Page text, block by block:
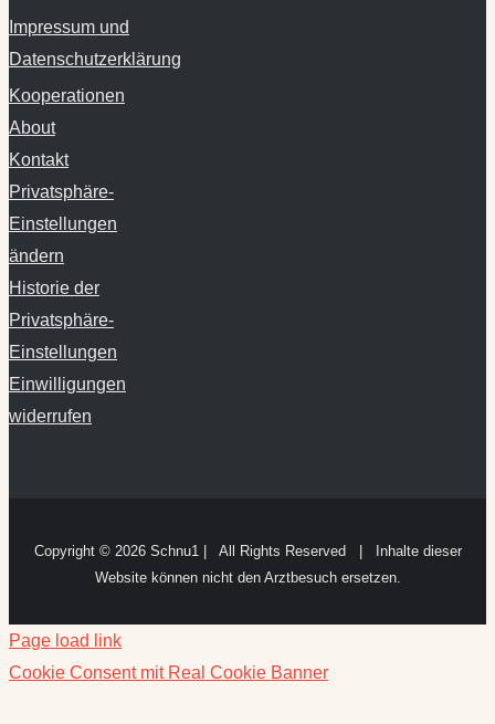
Impressum und
Datenschutzerklärung
Kooperationen
About
Kontakt
Privatsphäre-
Einstellungen
ändern
Historie der
Privatsphäre-
Einstellungen
Einwilligungen
widerrufen
Copyright © 2026 Schnu1 | All Rights Reserved | Inhalte dieser
Website können nicht den Arztbesuch ersetzen.
Page load link
Cookie Consent mit Real Cookie Banner